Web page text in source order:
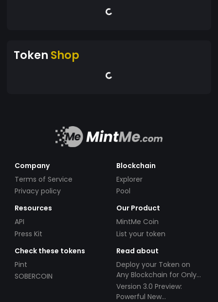
Token Shop
Company
Terms of Service
Privacy policy
Blockchain
Explorer
Pool
Resources
API
Press Kit
Our Product
MintMe Coin
List your token
Check these tokens
Pint
SOBERCOIN
Read about
Deploy your Token on
Any Blockchain for Only
$49!
Version 3.0 Preview:
Powerful New